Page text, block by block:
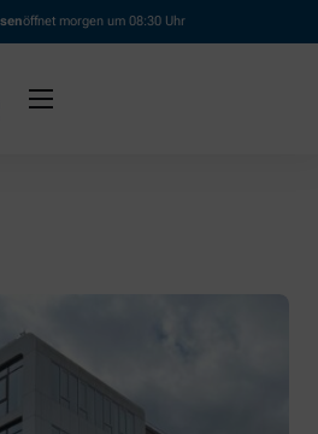
öffnet morgen um 08:30 Uhr